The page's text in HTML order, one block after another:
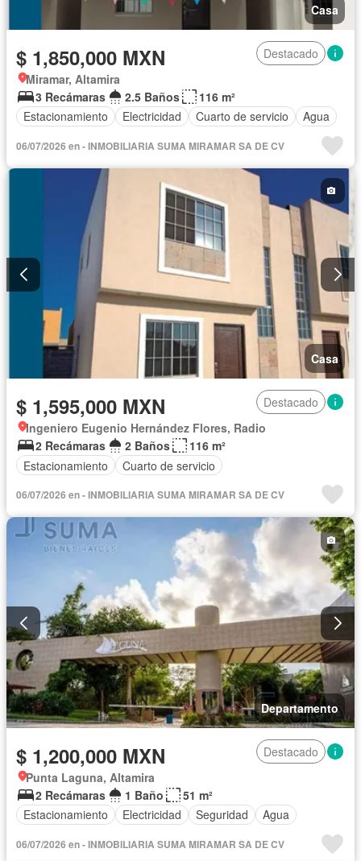
Casa
$ 1,850,000 MXN
Destacado
Miramar, Altamira
3 Recámaras
2.5 Baños
116 m²
Estacionamiento
Electricidad Cuarto de servicio Agua
06/07/2026 en - INMOBILIARIA SUMA MIRAMAR SA DE CV
Casa
$ 1,595,000 MXN
Destacado
Ingeniero Eugenio Hernández Flores, Radio
2 Recámaras
2 Baños
116 m²
Estacionamiento
Cuarto de servicio
06/07/2026 en - INMOBILIARIA SUMA MIRAMAR SA DE CV
Departamento
$ 1,200,000 MXN
Destacado
Punta Laguna, Altamira
2 Recámaras
1 Baño
51 m²
Estacionamiento
Electricidad Seguridad Agua
06/07/2026 en - INMOBILIARIA SUMA MIRAMAR SA DE CV